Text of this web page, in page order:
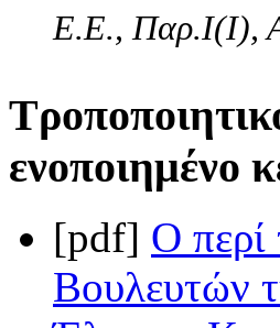
Ε.Ε., Παρ.Ι(I),
ενοποιημένο
[pdf] Ο
Βουλευτών